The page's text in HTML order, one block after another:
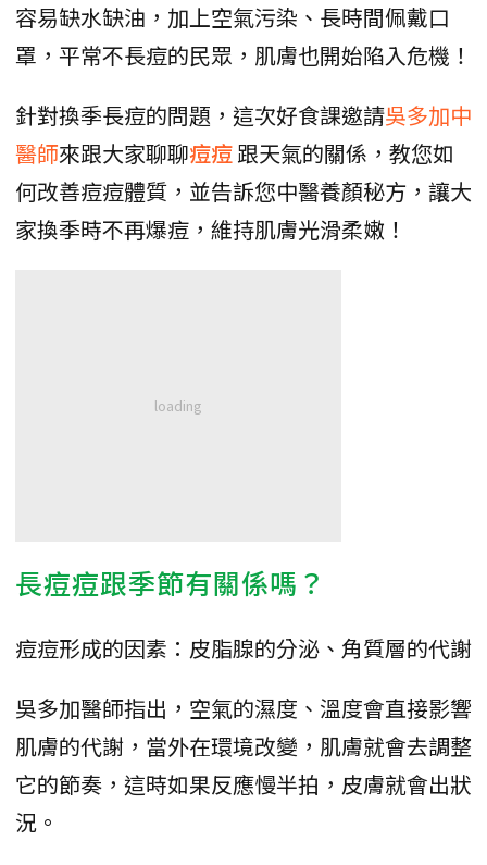
容易缺水缺油，加上空氣污染、長時間佩戴口
罩，平常不長痘的民眾，肌膚也開始陷入危機！
針對換季長痘的問題，這次好食課邀請吳多加中
醫師來跟大家聊聊痘痘跟天氣的關係，教您如
何改善痘痘體質，並告訴您中醫養顏秘方，讓大
家換季時不再爆痘，維持肌膚光滑柔嫩！
長痘痘跟季節有關係嗎？
痘痘形成的因素：皮脂腺的分泌、角質層的代謝
吳多加醫師指出，空氣的濕度、溫度會直接影響
肌膚的代謝，當外在環境改變，肌膚就會去調整
它的節奏，這時如果反應慢半拍，皮膚就會出狀
況。